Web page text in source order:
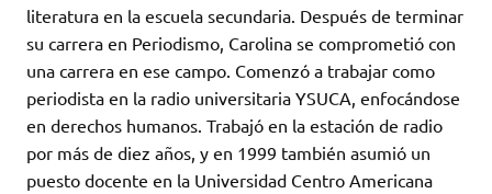
literatura en la escuela secundaria. Después de terminar
su carrera en Periodismo, Carolina se comprometió con
una carrera en ese campo. Comenzó a trabajar como
periodista en la radio universitaria YSUCA, enfocándose
en derechos humanos. Trabajó en la estación de radio
por más de diez años, y en 1999 también asumió un
puesto docente en la Universidad Centro Americana